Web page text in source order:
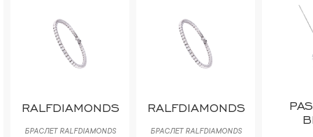
RALFDIAMONDS
БРАСЛЕТ RALFDIAMONDS
RALFDIAMONDS
БРАСЛЕТ RALFDIAMONDS